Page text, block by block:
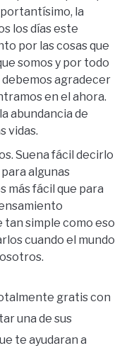
la
los días este
por las cosas que
somos y por todo
debemos agradecer
en el ahora.
abundancia de
vidas.
Suena fácil decirlo
algunas
más fácil que para
simple como eso
cuando el mundo
gratis con
una de sus
te ayudaran a